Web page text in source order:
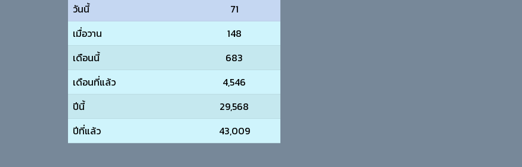
วันนี้
71
เมื่อวาน
148
เดือนนี้
683
เดือนที่แล้ว
4,546
ปีนี้
29,568
ปีที่แล้ว
43,009